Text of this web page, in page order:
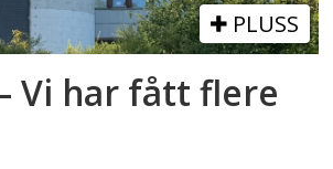
PLUSS
Vi har fått flere